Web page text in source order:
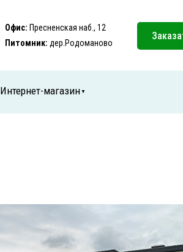
Офис: Пресненская наб., 12
Питомник: дер.Родоманово
Интернет-магазин ▼